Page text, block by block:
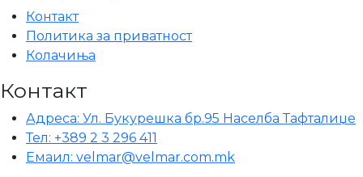
Контакт
Политика за приватност
Колачиња
Контакт
Адреса: Ул. Букурешка бр.95 Населба Тафталиџе
Тел: +389 2 3 296 411
Емаил: velmar@velmar.com.mk